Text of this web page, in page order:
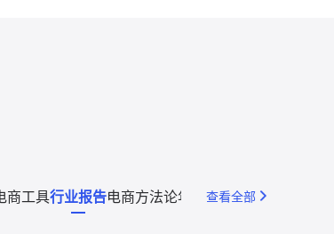
商工具行业报告电商方法论年度回顾
查看全部